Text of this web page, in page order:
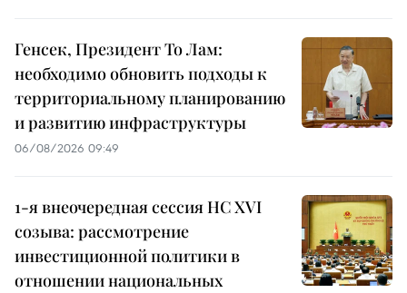
Генсек, Президент То Лам:
необходимо обновить подходы к
территориальному планированию
и развитию инфраструктуры
06/08/2026 09:49
1-я внеочередная сессия НС XVI
созыва: рассмотрение
инвестиционной политики в
отношении национальных